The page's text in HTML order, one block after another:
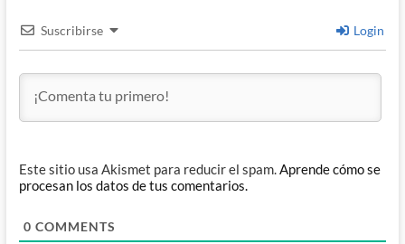
Suscribirse Login
Este sitio usa Akismet para reducir el spam.Aprende cómo se
procesan los datos de tus comentarios.
0 COMMENTS